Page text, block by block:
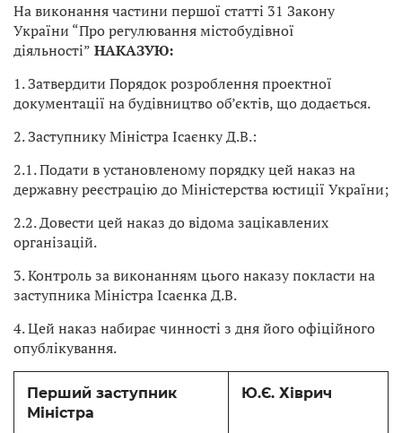
На виконання частини першої статті 31 Закону
України “Про регулювання містобудівної
діяльності” НАКАЗУЮ:
1. Затвердити Порядок розроблення проектної
документації на будівництво об’єктів, що додається.
2. Заступнику Міністра Ісаєнку Д.В.:
2.1. Подати в установленому порядку цей наказ на
державну реєстрацію до Міністерства юстиції України;
2.2. Довести цей наказ до відома зацікавлених
організацій.
3. Контроль за виконанням цього наказу покласти на
заступника Міністра Ісаєнка Д.В.
4. Цей наказ набирає чинності з дня його офіційного
опублікування.
Перший заступник
Міністра
Ю.Є. Хіврич